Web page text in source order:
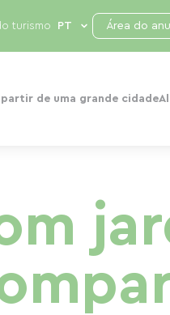
partir de uma grande cidade
turismo Área do